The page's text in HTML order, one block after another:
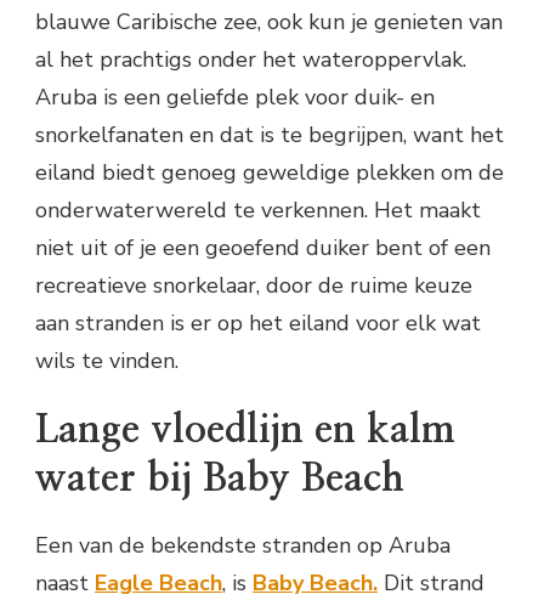
blauwe Caribische zee, ook kun je genieten van
al het prachtigs onder het wateroppervlak.
Aruba is een geliefde plek voor duik- en
snorkelfanaten en dat is te begrijpen, want het
eiland biedt genoeg geweldige plekken om de
onderwaterwereld te verkennen. Het maakt
niet uit of je een geoefend duiker bent of een
recreatieve snorkelaar, door de ruime keuze
aan stranden is er op het eiland voor elk wat
wils te vinden.
Lange vloedlijn en kalm
water bij Baby Beach
Een van de bekendste stranden op Aruba
naast Eagle Beach, is Baby Beach. Dit strand